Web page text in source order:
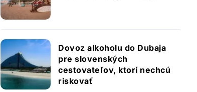
Dovoz alkoholu do Dubaja
pre slovenských
cestovateľov, ktorí nechcú
riskovať